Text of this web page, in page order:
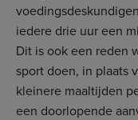
iedere drie uur een
Dit is ook een reden
sport doen, in plaats
kleinere maaltijden
een doorlopende